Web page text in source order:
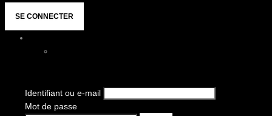
SE CONNECTER
Identifiant ou e-mail
Mot de passe